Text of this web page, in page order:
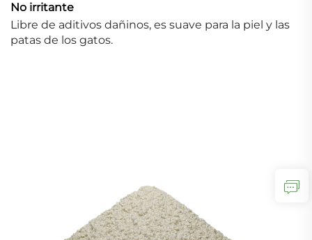
No irritante
Libre de aditivos dañinos, es suave para la piel y las
patas de los gatos.